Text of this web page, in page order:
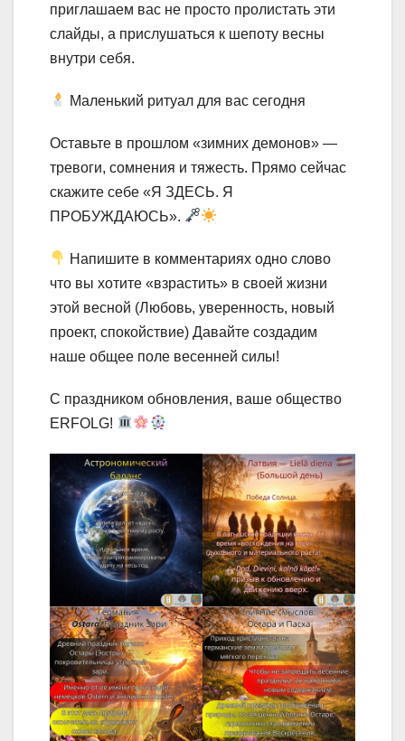
приглашаем вас не просто пролистать эти
слайды, а прислушаться к шепоту весны
внутри себя.
Маленький ритуал для вас сегодня
Оставьте в прошлом «зимних демонов» —
тревоги, сомнения и тяжесть. Прямо сейчас
скажите себе «Я ЗДЕСЬ. Я
ПРОБУЖДАЮСЬ».
Напишите в комментариях одно слово
что вы хотите «взрастить» в своей жизни
этой весной (Любовь, уверенность, новый
проект, спокойствие) Давайте создадим
наше общее поле весенней силы!
С праздником обновления, ваше общество
ERFOLG!